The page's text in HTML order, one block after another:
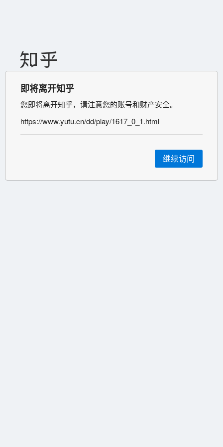
即将离开知乎
您即将离开知乎，请注意您的账号和财产安全。
https://www.yutu.cn/dd/play/1617_0_1.html
继续访问